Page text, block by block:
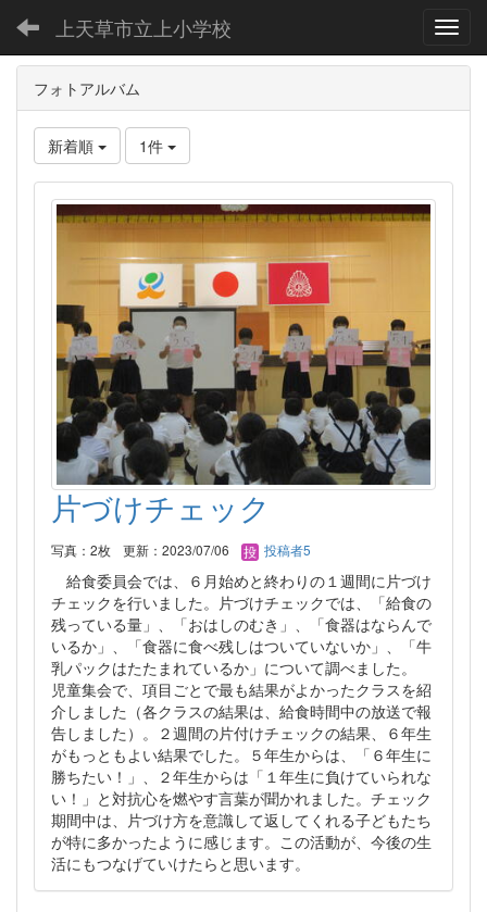
上天草市立上小学校
フォトアルバム
新着順 1件
片づけチェック
写真：2枚 更新：2023/07/06 投稿者5
給食委員会では、６月始めと終わりの１週間に片づけ
チェックを行いました。片づけチェックでは、「給食の
残っている量」、「おはしのむき」、「食器はならんで
いるか」、「食器に食べ残しはついていないか」、「牛
乳パックはたたまれているか」について調べました。
児童集会で、項目ごとで最も結果がよかったクラスを紹
介しました（各クラスの結果は、給食時間中の放送で報
告しました）。２週間の片付けチェックの結果、６年生
がもっともよい結果でした。５年生からは、「６年生に
勝ちたい！」、２年生からは「１年生に負けていられな
い！」と対抗心を燃やす言葉が聞かれました。チェック
期間中は、片づけ方を意識して返してくれる子どもたち
が特に多かったように感じます。この活動が、今後の生
活にもつなげていけたらと思います。